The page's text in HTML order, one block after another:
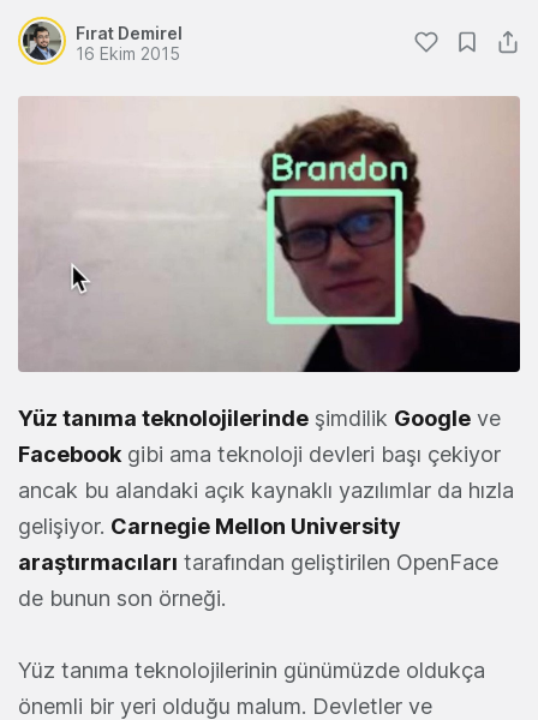
Fırat Demirel
16 Ekim 2015
Yüz tanıma teknolojilerinde şimdilik Google ve
Facebook gibi ama teknoloji devleri başı çekiyor
ancak bu alandaki açık kaynaklı yazılımlar da hızla
gelişiyor. Carnegie Mellon University
araştırmacıları tarafından geliştirilen OpenFace
de bunun son örneği.
Yüz tanıma teknolojilerinin günümüzde oldukça
önemli bir yeri olduğu malum. Devletler ve